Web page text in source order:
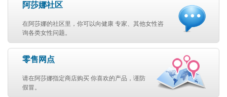
阿莎娜社区
在阿莎娜的社区里，你可以向健康 专家、其他女性咨
询各类女性问题。
零售网点
请在阿莎娜指定商店购买 你喜欢的产品，谨防
假冒。